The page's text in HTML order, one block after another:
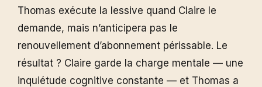
Thomas exécute la lessive quand Claire le
demande, mais n’anticipera pas le
renouvellement d’abonnement périssable. Le
résultat ? Claire garde la charge mentale — une
inquiétude cognitive constante — et Thomas a